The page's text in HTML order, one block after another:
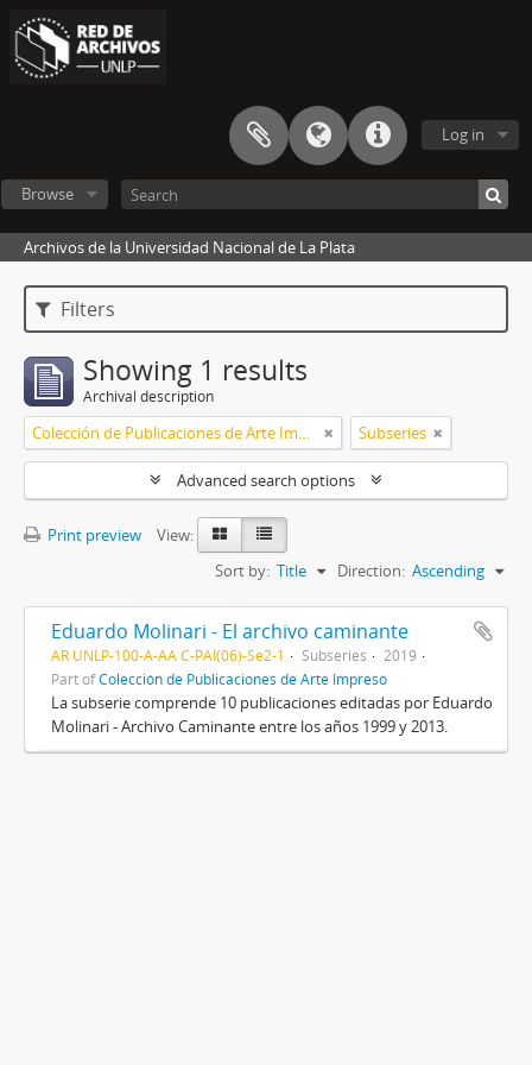
Log in
Browse
Archivos de la Universidad Nacional de La Plata
Filters
Showing 1 results
Archival description
Colección de Publicaciones de Arte Impreso Subseries
Advanced search options
Print preview
View:
Sort by: Title Direction: Ascending
Eduardo Molinari - El archivo caminante
AR UNLP-100-A-AA C-PAI(06)-Se2-1 Subseries
2019
Part ofColección de Publicaciones de Arte Impreso
La subserie comprende 10 publicaciones editadas por Eduardo
Molinari - Archivo Caminante entre los años 1999 y 2013.